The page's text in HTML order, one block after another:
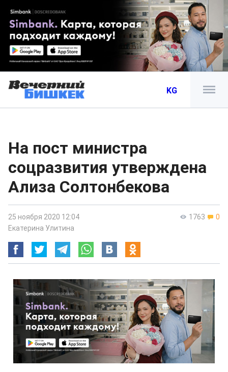
KG
На пост министра
соцразвития утверждена
Ализа Солтонбекова
1763 0
25 ноября 2020 12:04
Екатерина Улитина